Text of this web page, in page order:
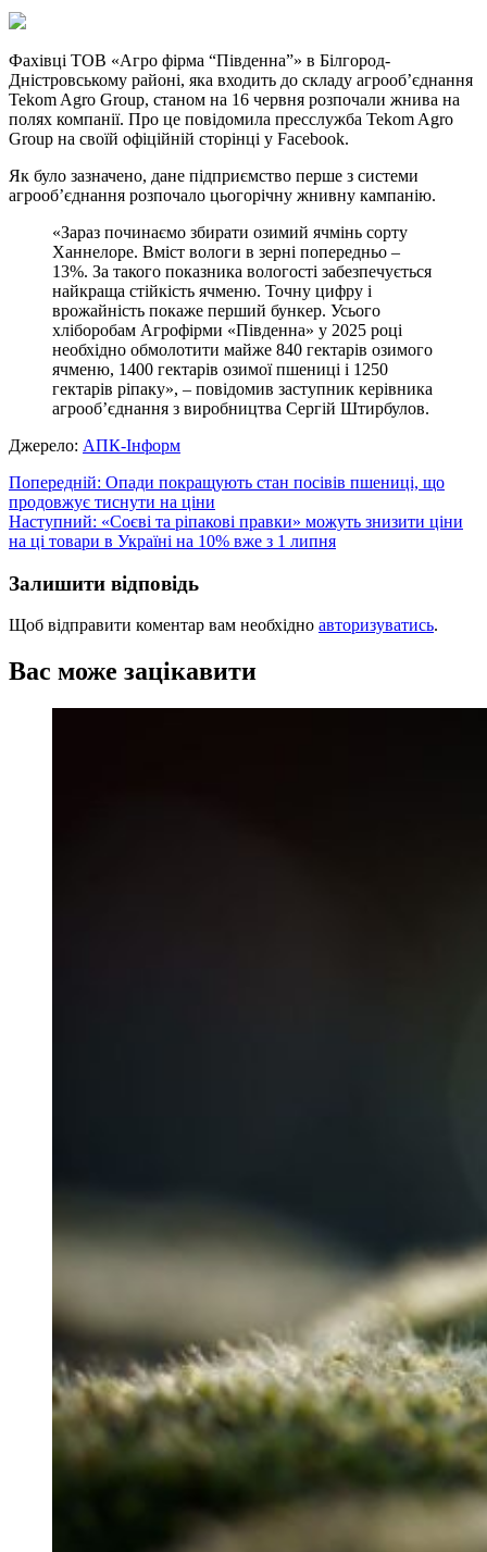
Link
Print
Фахівці ТОВ «Агро фірма “Південна”» в Білгород-
Дністровському районі, яка входить до складу агрооб’єднання
Tekom Agro Group, станом на 16 червня розпочали жнива на
полях компанії. Про це повідомила пресслужба Tekom Agro
Group на своїй офіційній сторінці у Facebook.
Як було зазначено, дане підприємство перше з системи
агрооб’єднання розпочало цьогорічну жнивну кампанію.
«Зараз починаємо збирати озимий ячмінь сорту
Ханнелоре. Вміст вологи в зерні попередньо –
13%. За такого показника вологості забезпечується
найкраща стійкість ячменю. Точну цифру і
врожайність покаже перший бункер. Усього
хліборобам Агрофірми «Південна» у 2025 році
необхідно обмолотити майже 840 гектарів озимого
ячменю, 1400 гектарів озимої пшениці і 1250
гектарів ріпаку», – повідомив заступник керівника
агрооб’єднання з виробництва Сергій Штирбулов.
Джерело: АПК-Інформ
Навігація
записів
Попередній: Опади покращують стан посівів пшениці, що
продовжує тиснути на ціни
Наступний: «Соєві та ріпакові правки» можуть знизити ціни
на ці товари в Україні на 10% вже з 1 липня
Залишити відповідь
Щоб відправити коментар вам необхідно авторизуватись.
Вас може зацікавити